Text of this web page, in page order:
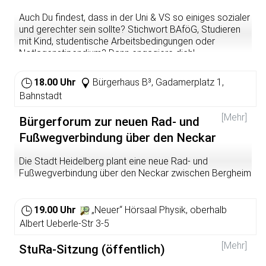
Auch Du findest, dass in der Uni & VS so einiges sozialer
und gerechter sein sollte? Stichwort BAföG, Studieren
mit Kind, studentische Arbeitsbedingungen oder
Notlagenstipendium? Dann engagiere dich!
Nachfolger*innen und laden am Dienstag, den 17. Juli
um 18 Uhr zu einem Info-Treffen ins StuRa-Büro (Albert-
Infos zum Referat:
https://www.stura.uni-
heidelberg.de/referate/soziales.html
18.00 Uhr
Bürgerhaus B³, Gadamerplatz 1,
Bahnstadt
[Mehr]
Bürgerforum zur neuen Rad- und
Fußwegverbindung über den Neckar
Die Stadt Heidelberg plant eine neue Rad- und
Fußwegverbindung über den Neckar zwischen Bergheim
Wieblinger Wehr. Das Ziel ist eine komfortable
Anbindung der südlichen und südwestlichen Stadtteile an
Brücke und der Mittermaierstraße sowie eine
Verbesserung der Aufenthaltsqualität im Umfeld der
19.00 Uhr
„Neuer“ Hörsaal Physik, oberhalb
Albert Ueberle-Str 3-5
[Mehr]
StuRa-Sitzung (öffentlich)